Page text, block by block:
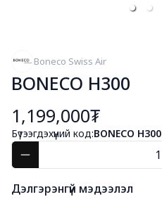
Boneco Swiss Air
BONECO H300
1,199,000₮
Бүтээгдэхүүний код:BONECO H300
Дэлгэрэнгүй мэдээлэл